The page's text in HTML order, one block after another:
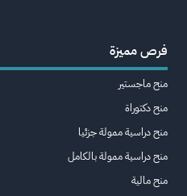
فرص مميزة
منح ماجستير
منح دكتوراة
منح دراسية ممولة جزئيا
منح دراسية ممولة بالكامل
منح مالية